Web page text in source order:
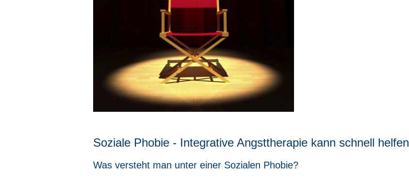
Soziale Phobie - Integrative Angsttherapie kann schnell helfen
Was versteht man unter einer Sozialen Phobie?